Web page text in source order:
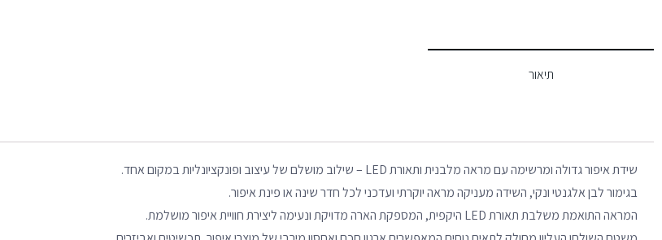
תיאור
שידת איפור גדולה ומרשימה עם מראה מלבנית ותאורת LED – שילוב מושלם של עיצוב ופונקציונליות במקום אחד.
בגימור לבן אלגנטי ונקי, השידה מעניקה מראה יוקרתי ועדכני לכל חדר שינה או פינת איפור.
המראה התואמת משלבת תאורת LED היקפית, המספקת הארה מדויקת ונעימה ליצירת חוויית איפור מושלמת.